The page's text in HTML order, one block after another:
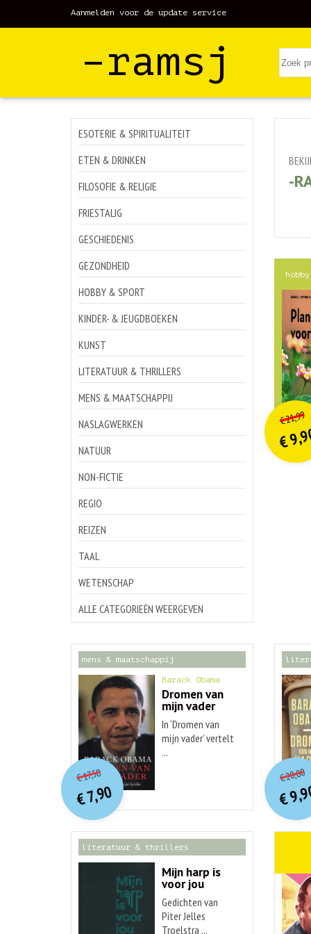
Aanmelden voor de update service
–ramsj
ESOTERIE & SPIRITUALITEIT
ETEN & DRINKEN
FILOSOFIE & RELIGIE
FRIESTALIG
GESCHIEDENIS
GEZONDHEID
HOBBY & SPORT
KINDER- & JEUGDBOEKEN
KUNST
LITERATUUR & THRILLERS
MENS & MAATSCHAPPIJ
NASLAGWERKEN
NATUUR
NON-FICTIE
REGIO
REIZEN
TAAL
WETENSCHAP
ALLE CATEGORIEËN WEERGEVEN
-
€21,99
€
mens & maatschappij
Barack Obama
Dromen van
mijn vader
In ‘Dromen van
mijn vader’ vertelt
...
€17,50O
orspr
onkelijke
prijs
was:
€ 17,50.
€7,90
Huidige
prijs
is:
€ 7,90.
€20,00
€
literatuur & thrillers
Mijn harp is
voor jou
Gedichten van
Piter Jelles
Troelstra ...